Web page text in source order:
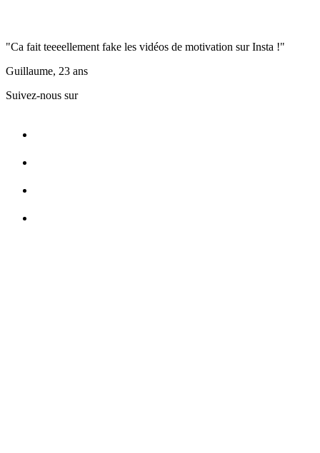
"Ca fait teeeellement fake les vidéos de motivation sur Insta !"
Guillaume, 23 ans
Suivez-nous sur